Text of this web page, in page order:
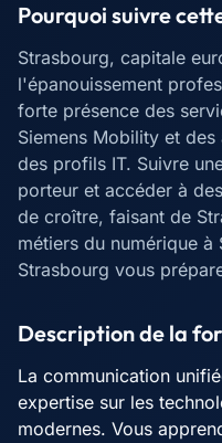
Pourquoi suivre
Strasbourg, capitale
l'épanouissement
forte présence des
Siemens Mobility et
des profils IT. Suivre
porteur et accéder à
de croître, faisant de
métiers du numérique
Strasbourg vous
Description de la
La communication
expertise sur les
modernes. Vous